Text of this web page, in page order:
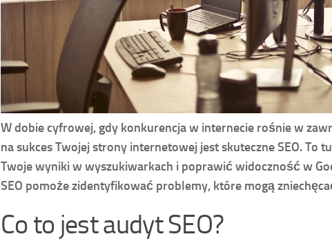
W dobie cyfrowej, gdy konkurencja w internecie rośnie w
na sukces Twojej strony internetowej jest skuteczne SEO. To
Twoje wyniki w wyszukiwarkach i poprawić widoczność w
SEO pomoże zidentyfikować problemy, które mogą
Co to jest audyt SEO?